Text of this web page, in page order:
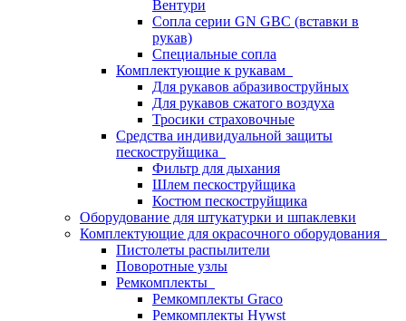
Вентури
Сопла серии GN GBC (вставки в
рукав)
Специальные сопла
Комплектующие к рукавам
Для рукавов абразивоструйных
Для рукавов сжатого воздуха
Тросики страховочные
Средства индивидуальной защиты
пескоструйщика
Фильтр для дыхания
Шлем пескоструйщика
Костюм пескоструйщика
Оборудование для штукатурки и шпаклевки
Комплектующие для окрасочного оборудования
Пистолеты распылители
Поворотные узлы
Ремкомплекты
Ремкомплекты Graco
Ремкомплекты Hywst